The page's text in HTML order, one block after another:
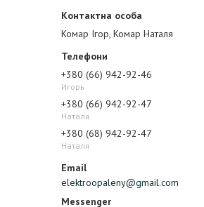
Комар Ігор, Комар Наталя
+380 (66) 942-92-46
Игорь
+380 (66) 942-92-47
Наталя
+380 (68) 942-92-47
Наталя
elektroopaleny@gmail.com